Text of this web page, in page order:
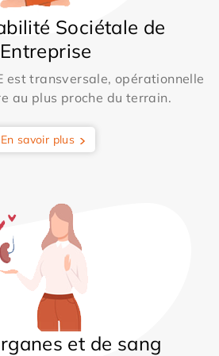
Sociétale de
est transversale, opérationnelle
au plus proche du terrain.
En savoir plus
et de sang